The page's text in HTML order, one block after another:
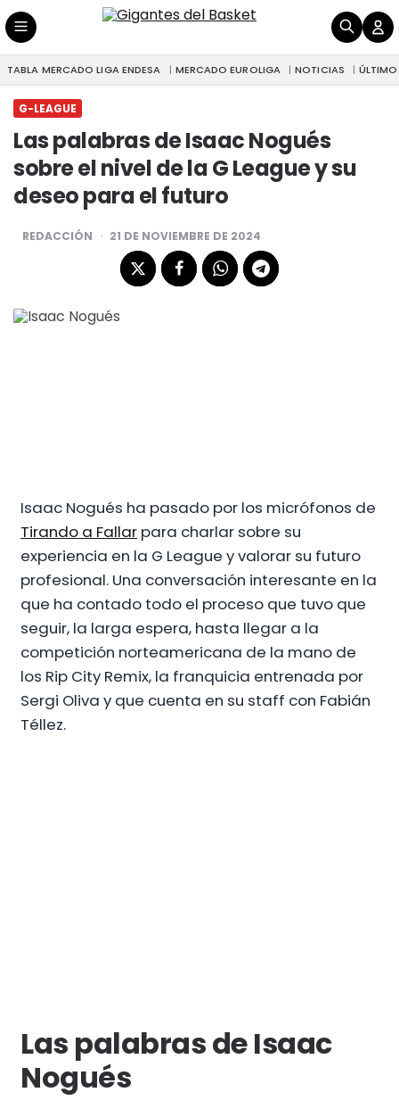
TABLA MERCADO LIGA ENDESA MERCADO EUROLIGA NOTICIAS
G-LEAGUE
Las palabras de Isaac Nogués
sobre el nivel de la G League y su
deseo para el futuro
POSTED
REDACCIÓN 21 DE NOVIEMBRE DE 2024
Isaac Nogués ha pasado por los micrófonos de
Tirando a Fallar para charlar sobre su
experiencia en la G League y valorar su futuro
profesional. Una conversación interesante en la
que ha contado todo el proceso que tuvo que
seguir, la larga espera, hasta llegar a la
competición norteamericana de la mano de
los Rip City Remix, la franquicia entrenada por
Sergi Oliva y que cuenta en su staff con Fabián
Téllez.
Las palabras de Isaac
Nogués
G-LEAGUE | Las palabras de Isaac Nogués sobre el nivel de la G League y su deseo para el futuro